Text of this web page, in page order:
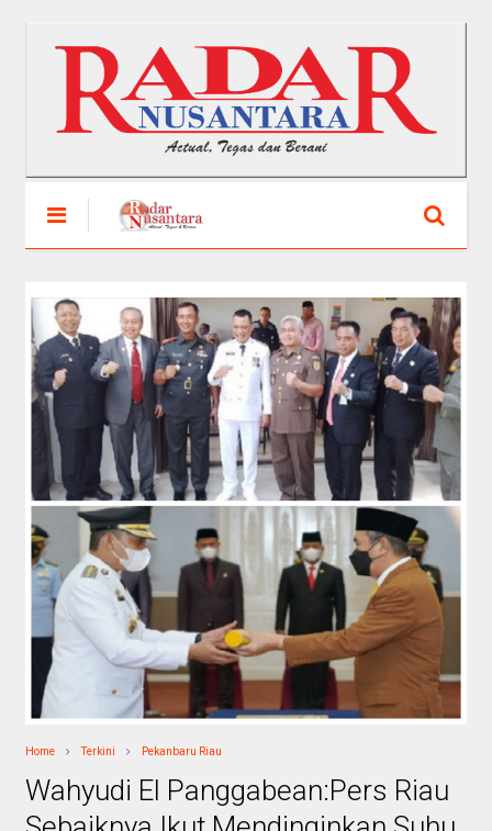
Home Terkini Pekanbaru Riau
Wahyudi El Panggabean:Pers Riau